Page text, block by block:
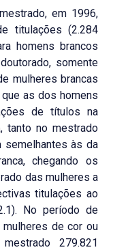
em 1996,
titulações (2.284
homens brancos
somente
mulheres brancas
as dos homens
de títulos na
tanto no mestrado
semelhantes às da
chegando os
das mulheres a
titulações ao
No período de
de cor ou
279.821